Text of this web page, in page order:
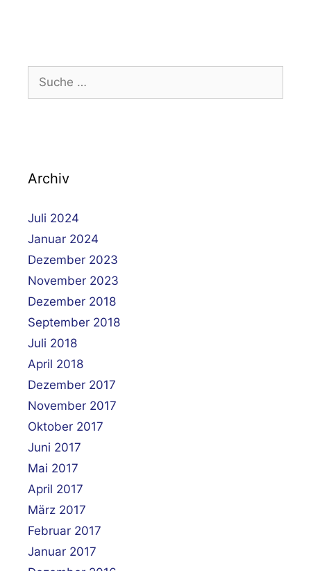
nach:
Archiv
Juli 2024
Januar 2024
Dezember 2023
November 2023
Dezember 2018
September 2018
Juli 2018
April 2018
Dezember 2017
November 2017
Oktober 2017
Juni 2017
Mai 2017
April 2017
März 2017
Februar 2017
Januar 2017